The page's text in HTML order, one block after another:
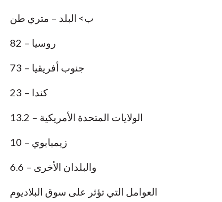
ب> البلد – متري طن
روسيا – 82
جنوب أفريقيا – 73
كندا – 23
الولايات المتحدة الأمريكية – 13.2
زيمبابوي – 10
والبلدان الأخرى – 6.6
العوامل التي تؤثر على سوق البلاديوم